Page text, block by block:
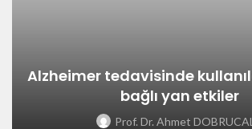
Alzheimer tedavisinde
bağlı yan etkiler
Prof. Dr. Ahmet